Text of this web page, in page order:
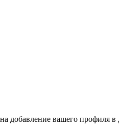
добавление вашего профиля